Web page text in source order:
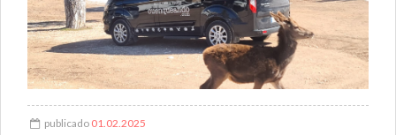
publicado 01.02.2025